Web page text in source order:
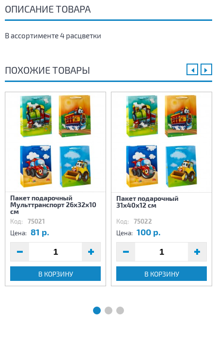
ОПИСАНИЕ ТОВАРА
В ассортименте 4 расцветки
ПОХОЖИЕ ТОВАРЫ
Пакет подарочный
Мульттранспорт 26х32х10
см
Код: 75021
Цена: 81 р.
В КОРЗИНУ
Пакет подарочный
31х40х12 см
Код: 75022
Цена: 100 р.
В КОРЗИНУ